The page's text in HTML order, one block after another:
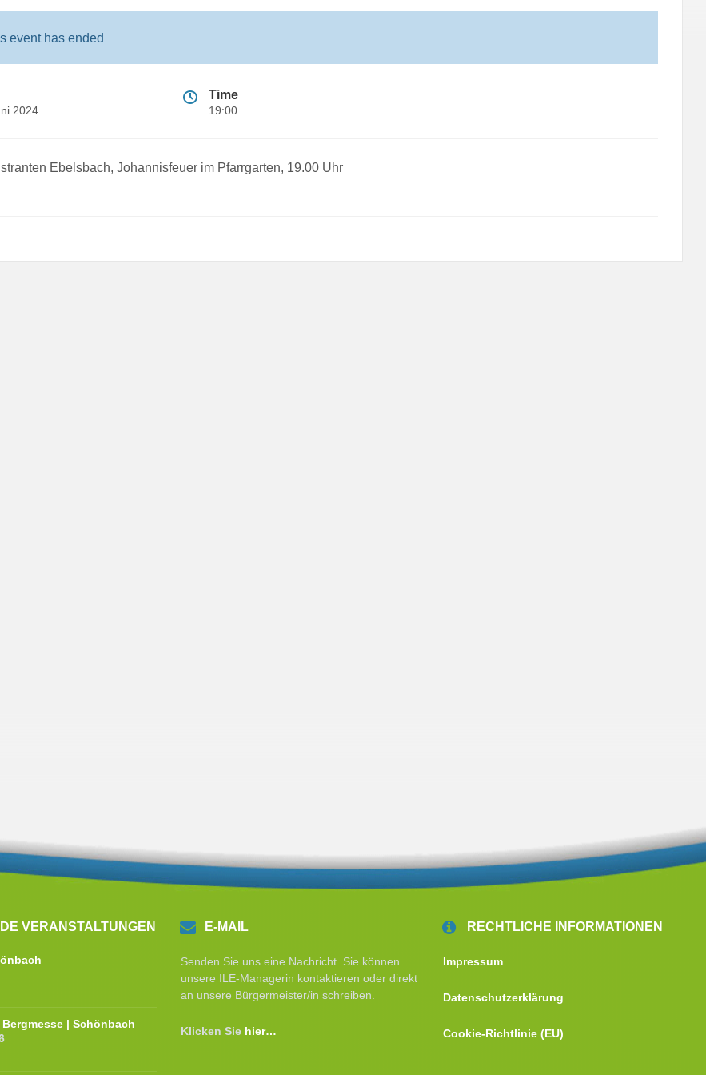
event has ended
2024
Time
19:00
Ebelsbach, Johannisfeuer im Pfarrgarten, 19.00 Uhr
VERANSTALTUNGEN
| Schönbach
E-MAIL
Senden Sie uns eine Nachricht. Sie können
unsere ILE-Managerin kontaktieren oder direkt
an unsere Bürgermeister/in schreiben.
Klicken Sie hier…
RECHTLICHE INFORMATIONEN
Impressum
Datenschutzerklärung
Cookie-Richtlinie (EU)